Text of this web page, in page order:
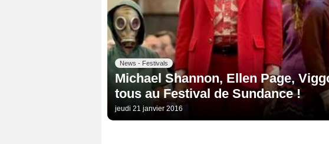
News - Festivals
Michael Shannon, Ellen Page,
tous au Festival de Sundance !
jeudi 21 janvier 2016